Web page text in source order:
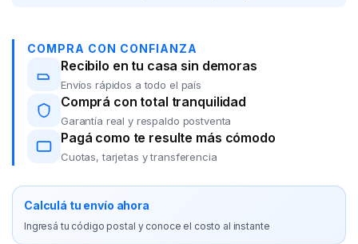
COMPRA CON CONFIANZA
Recibilo en tu casa sin demoras
Envíos rápidos a todo el país
Comprá con total tranquilidad
Garantía real y respaldo postventa
Pagá como te resulte más cómodo
Cuotas, tarjetas y transferencia
Calculá tu envío ahora
Ingresá tu código postal y conoce el costo al instante